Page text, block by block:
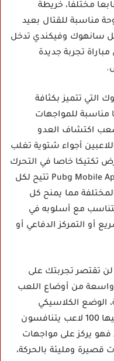
مختلفا، خريطة
مناسبة للقتال بعيد
سانهوك وفيكندي تدخل
تجربة جديدة
التي تتميز بكثافة
مناسبة للمواجهات
اكتشاف العدو
أجواء شتوية تغلب
تكتيكا خاصا في التحرك
والتخفي، ببجي مهكرة شدات Pubg Mobile Apk Mod تتيح لكل
مما يمنح كل
مع أسلوبه في
أو التمركز الدفاعي أو
تقتصر تجربتك على
من أوضاع اللعب
الوضع الكلاسيكي
يمنحك معركة باتل رويال متكاملة فيها 100 لاعب يتنافسون
فهو يركز على مواجهات
قصيرة ومليئة بالحركة،